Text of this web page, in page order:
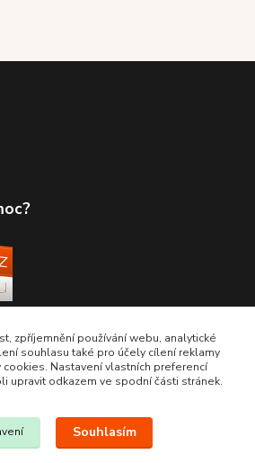
zpříjemnění používání webu, analytické
souhlasu také pro účely cílení reklamy
cookies. Nastavení vlastních preferencí
upravit odkazem ve spodní části stránek.
Souhlasím